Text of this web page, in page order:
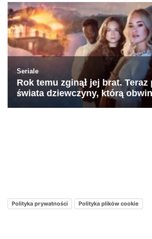
Polityka prywatności Polityka plików cookie